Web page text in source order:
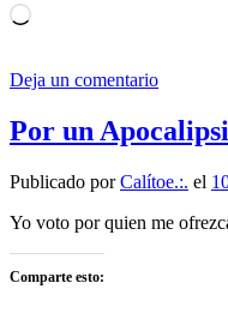
Cargando...
Deja un comentario
Por un
Publicado porCalítoe.:. el
Yo voto por quien me
Comparte esto: